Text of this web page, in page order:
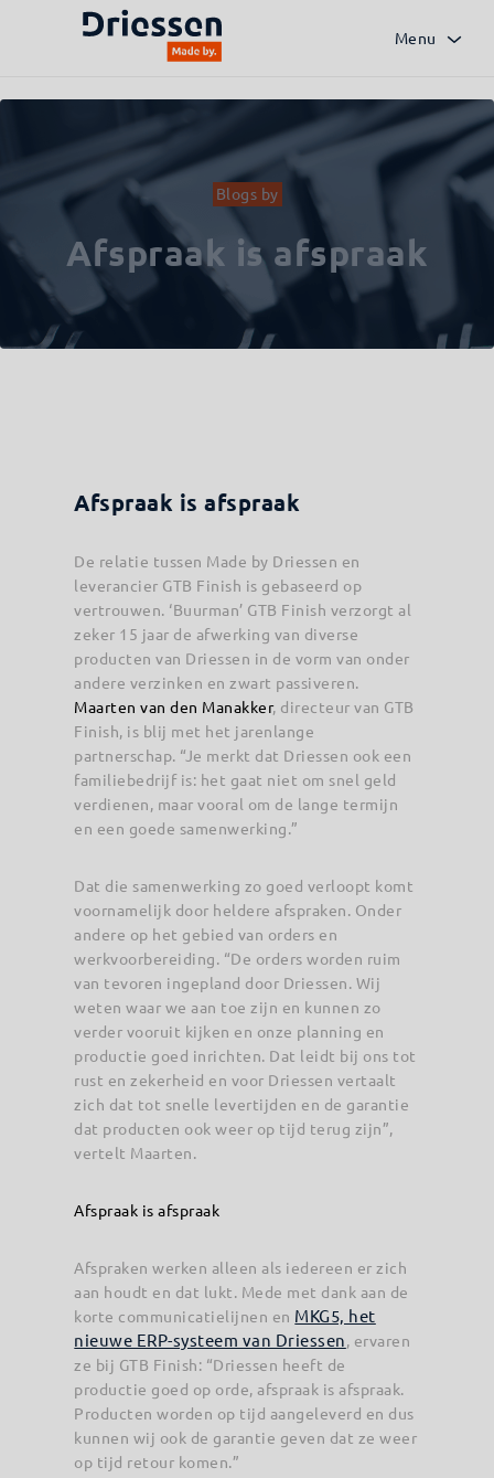
Menu
Terug naar het overzicht
Blogs by
Afspraak is afspraak
Afspraak is afspraak
De relatie tussen Made by Driessen en
leverancier GTB Finish is gebaseerd op
vertrouwen. ‘Buurman’ GTB Finish verzorgt al
zeker 15 jaar de afwerking van diverse
producten van Driessen in de vorm van onder
andere verzinken en zwart passiveren.
Maarten van den Manakker, directeur van GTB
Finish, is blij met het jarenlange
partnerschap. “Je merkt dat Driessen ook een
familiebedrijf is: het gaat niet om snel geld
verdienen, maar vooral om de lange termijn
en een goede samenwerking.”
Dat die samenwerking zo goed verloopt komt
voornamelijk door heldere afspraken. Onder
andere op het gebied van orders en
werkvoorbereiding. “De orders worden ruim
van tevoren ingepland door Driessen. Wij
weten waar we aan toe zijn en kunnen zo
verder vooruit kijken en onze planning en
productie goed inrichten. Dat leidt bij ons tot
rust en zekerheid en voor Driessen vertaalt
zich dat tot snelle levertijden en de garantie
dat producten ook weer op tijd terug zijn”,
vertelt Maarten.
Afspraak is afspraak
Afspraken werken alleen als iedereen er zich
aan houdt en dat lukt. Mede met dank aan de
korte communicatielijnen en MKG5, het
nieuwe ERP-systeem van Driessen, ervaren
ze bij GTB Finish: “Driessen heeft de
productie goed op orde, afspraak is afspraak.
Producten worden op tijd aangeleverd en dus
kunnen wij ook de garantie geven dat ze weer
op tijd retour komen.”